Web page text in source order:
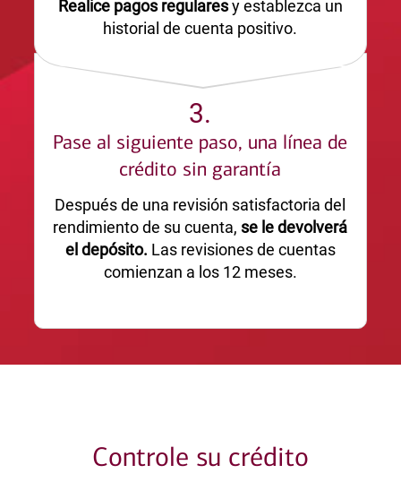
Realice pagos regularesy establezca un
historial de cuenta positivo.
3.
Pase al siguiente paso, una línea de
crédito sin garantía
Después de una revisión satisfactoria del
rendimiento de su cuenta,se le devolverá
el depósito. Las revisiones de cuentas
comienzan a los 12 meses.
Controle su crédito